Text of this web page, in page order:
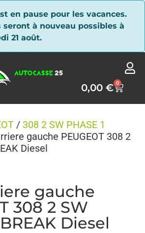
en pause pour les vacances.
seront à nouveau possibles à
21 août.
0,00€ 0
/ 308 2 SW PHASE 1
gauche PEUGEOT 308 2
Diesel
gauche
308 2 SW
Diesel
des cookies